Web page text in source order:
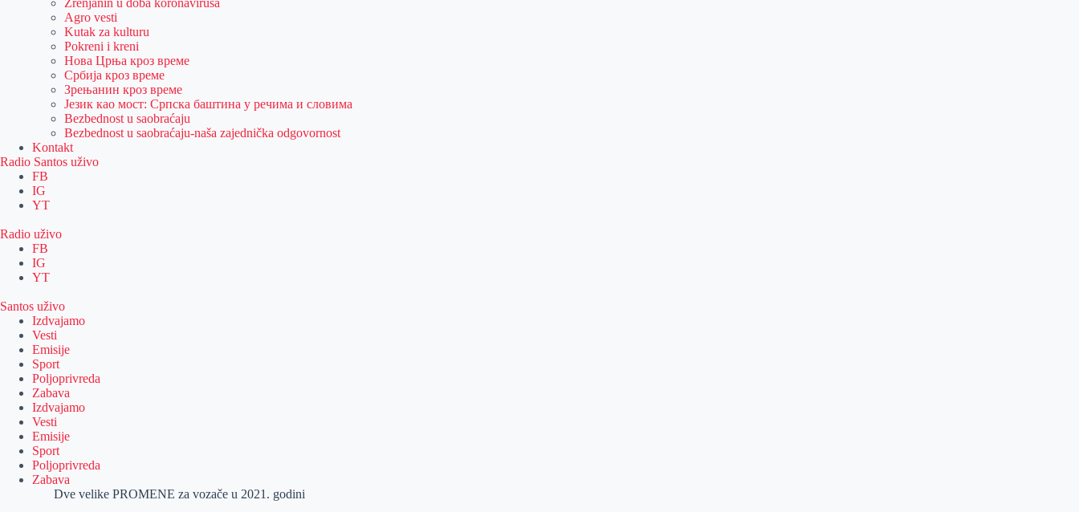
Zrenjanin u doba koronavirusa
Agro vesti
Kutak za kulturu
Pokreni i kreni
Нова Црња кроз време
Србија кроз време
Зрењанин кроз време
Језик као мост: Српска баштина у речима и словима
Bezbednost u saobraćaju
Bezbednost u saobraćaju-naša zajednička odgovornost
Kontakt
Radio Santos uživo
FB
IG
YT
Radio uživo
FB
IG
YT
Santos uživo
Izdvajamo
Vesti
Emisije
Sport
Poljoprivreda
Zabava
Izdvajamo
Vesti
Emisije
Sport
Poljoprivreda
Zabava
Dve velike PROMENE za vozače u 2021. godini